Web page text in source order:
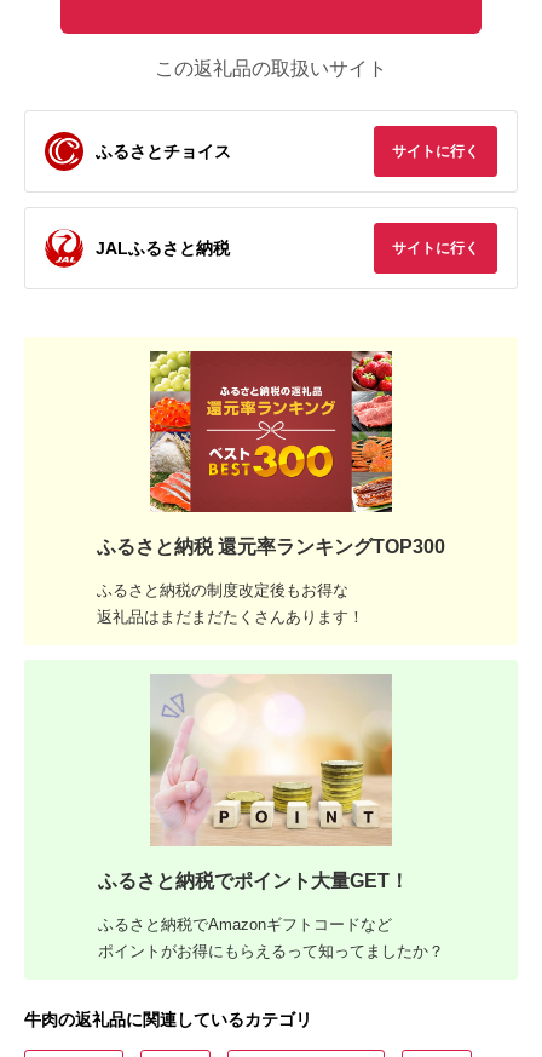
この返礼品の取扱いサイト
ふるさとチョイス サイトに行く
JALふるさと納税 サイトに行く
ふるさと納税 還元率ランキングTOP300
ふるさと納税の制度改定後もお得な
返礼品はまだまだたくさんあります！
ふるさと納税でポイント大量GET！
ふるさと納税でAmazonギフトコードなど
ポイントがお得にもらえるって知ってましたか？
牛肉の返礼品に関連しているカテゴリ